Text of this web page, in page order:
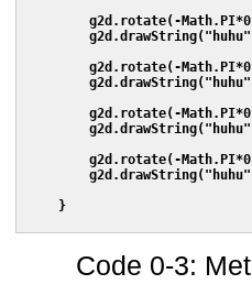
g2d.rotate(-
g2d.rotate(-
g2d.rotate(-
g2d.rotate(-
     }
Code 0-3: